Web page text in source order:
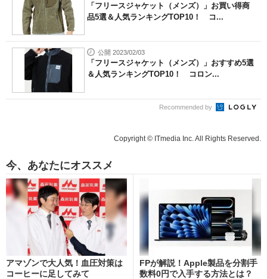
「フリースジャケット（メンズ）」お買い得商
品5選＆人気ランキングTOP10！ コ...
公開 2023/02/03
「フリースジャケット（メンズ）」おすすめ5選
＆人気ランキングTOP10！ コロン...
Recommended by
Copyright © ITmedia Inc. All Rights Reserved.
今、あなたにオススメ
アマゾンで大人気！血圧対策は
コーヒーに足してみて
FPが解説！Apple製品を分割手
数料0円で入手する方法とは？